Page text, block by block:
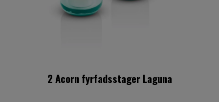
2 Acorn fyrfadsstager Laguna